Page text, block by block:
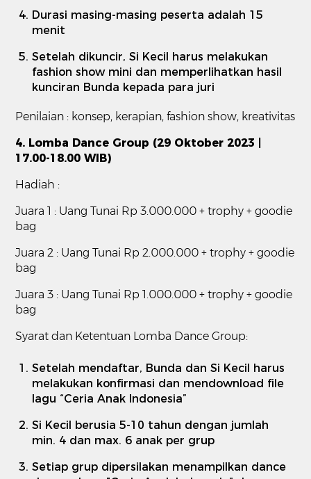
Durasi masing-masing peserta adalah 15
menit
Setelah dikuncir, Si Kecil harus melakukan
fashion show mini dan memperlihatkan hasil
kunciran Bunda kepada para juri
Penilaian : konsep, kerapian, fashion show, kreativitas
4. Lomba Dance Group (29 Oktober 2023 |
17.00-18.00 WIB)
Hadiah :
Juara 1 : Uang Tunai Rp 3.000.000 + trophy + goodie
bag
Juara 2 : Uang Tunai Rp 2.000.000 + trophy + goodie
bag
Juara 3 : Uang Tunai Rp 1.000.000 + trophy + goodie
bag
Syarat dan Ketentuan Lomba Dance Group:
Setelah mendaftar, Bunda dan Si Kecil harus
melakukan konfirmasi dan mendownload file
lagu “Ceria Anak Indonesia”
Si Kecil berusia 5-10 tahun dengan jumlah
min. 4 dan max. 6 anak per grup
Setiap grup dipersilakan menampilkan dance